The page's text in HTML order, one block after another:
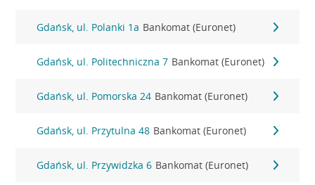
Gdańsk, ul. Polanki 1a Bankomat (Euronet)
Gdańsk, ul. Politechniczna 7 Bankomat (Euronet)
Gdańsk, ul. Pomorska 24 Bankomat (Euronet)
Gdańsk, ul. Przytulna 48 Bankomat (Euronet)
Gdańsk, ul. Przywidzka 6 Bankomat (Euronet)